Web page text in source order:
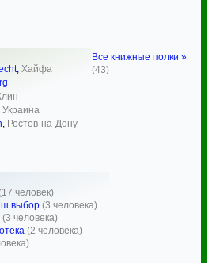
, Хайфа
Украина
, Ростов-на-Дону
человек)
выбор (3 человека)
(3 человека)
(2 человека)
Все книжные полки »
(43)